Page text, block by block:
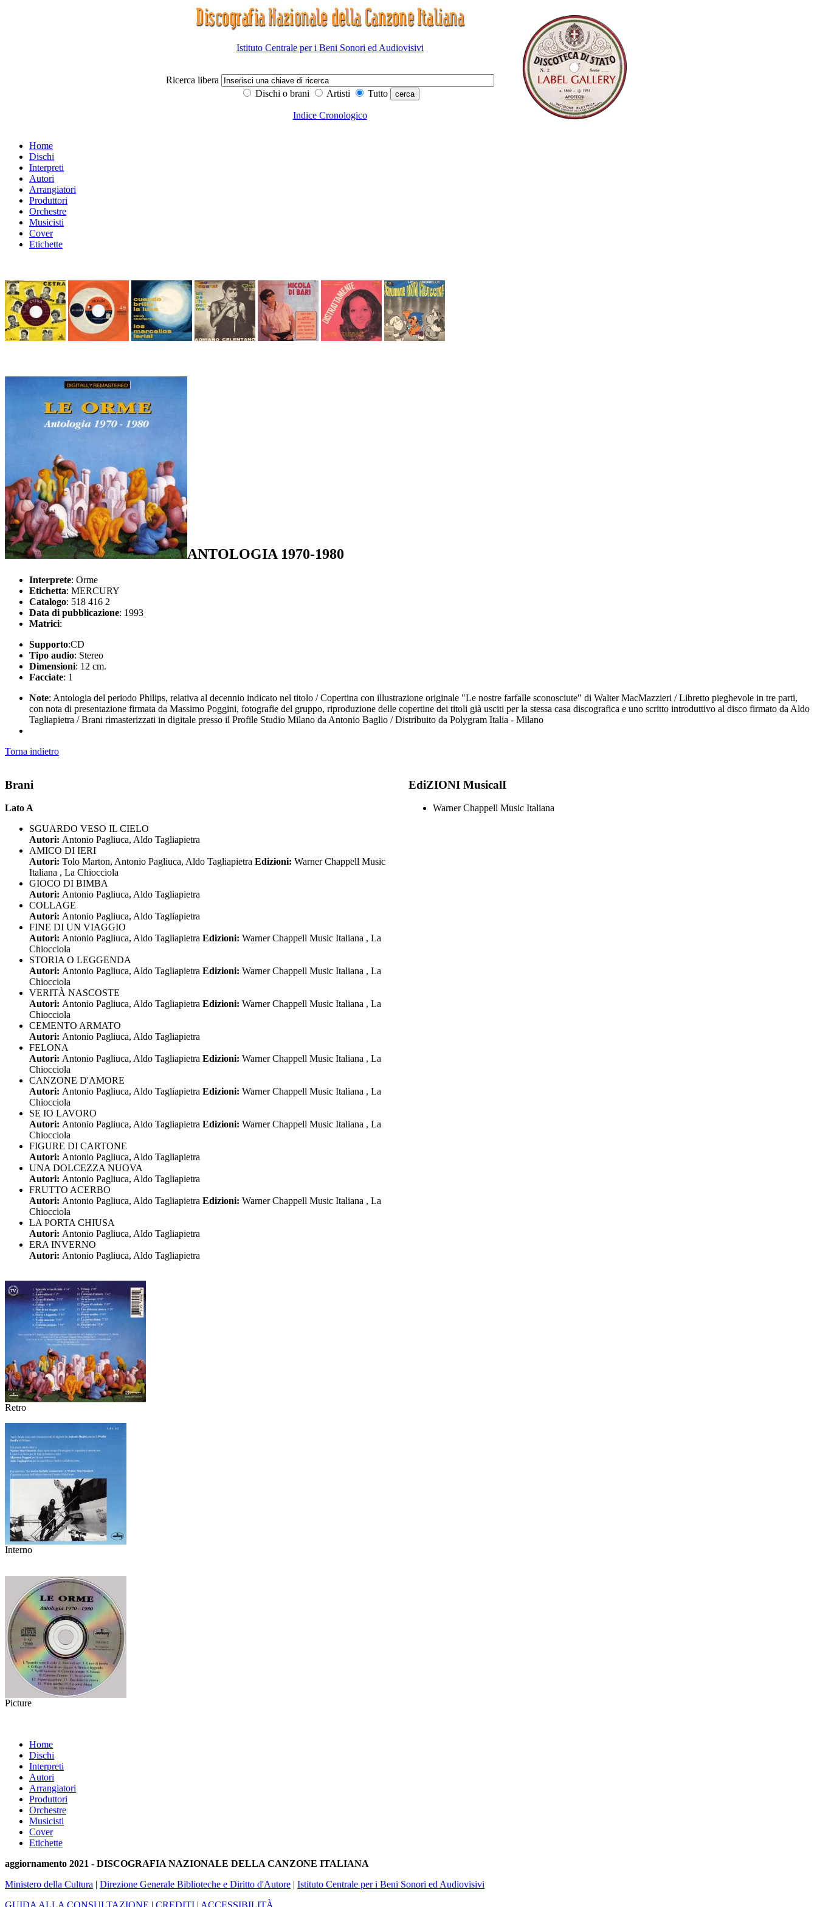
Istituto Centrale per i Beni Sonori ed Audiovisivi
Ricerca libera
Dischi o brani
Artisti Tutto
Indice Cronologico
Home
Dischi
Interpreti
Autori
Arrangiatori
Produttori
Orchestre
Musicisti
Cover
Etichette
ANTOLOGIA 1970-1980
Interprete: Orme
Etichetta: MERCURY
Catalogo: 518 416 2
Data di pubblicazione: 1993
Matrici:
Supporto:CD
Tipo audio: Stereo
Dimensioni: 12 cm.
Facciate: 1
Note: Antologia del periodo Philips, relativa al decennio indicato nel titolo / Copertina con illustrazione originale "Le nostre farfalle sconosciute" di Walter MacMazzieri / Libretto pieghevole in tre parti,
con nota di presentazione firmata da Massimo Poggini, fotografie del gruppo, riproduzione delle copertine dei titoli già usciti per la stessa casa discografica e uno scritto introduttivo al disco firmato da Aldo
Tagliapietra / Brani rimasterizzati in digitale presso il Profile Studio Milano da Antonio Baglio / Distribuito da Polygram Italia - Milano
Torna indietro
Brani
Lato A
SGUARDO VESO IL CIELO
Autori: Antonio Pagliuca, Aldo Tagliapietra
AMICO DI IERI
Autori: Tolo Marton, Antonio Pagliuca, Aldo Tagliapietra Edizioni: Warner Chappell Music
Italiana , La Chiocciola
GIOCO DI BIMBA
Autori: Antonio Pagliuca, Aldo Tagliapietra
COLLAGE
Autori: Antonio Pagliuca, Aldo Tagliapietra
FINE DI UN VIAGGIO
Autori: Antonio Pagliuca, Aldo Tagliapietra Edizioni: Warner Chappell Music Italiana , La
Chiocciola
STORIA O LEGGENDA
Autori: Antonio Pagliuca, Aldo Tagliapietra Edizioni: Warner Chappell Music Italiana , La
Chiocciola
VERITÀ NASCOSTE
Autori: Antonio Pagliuca, Aldo Tagliapietra Edizioni: Warner Chappell Music Italiana , La
Chiocciola
CEMENTO ARMATO
Autori: Antonio Pagliuca, Aldo Tagliapietra
FELONA
Autori: Antonio Pagliuca, Aldo Tagliapietra Edizioni: Warner Chappell Music Italiana , La
Chiocciola
CANZONE D'AMORE
Autori: Antonio Pagliuca, Aldo Tagliapietra Edizioni: Warner Chappell Music Italiana , La
Chiocciola
SE IO LAVORO
Autori: Antonio Pagliuca, Aldo Tagliapietra Edizioni: Warner Chappell Music Italiana , La
Chiocciola
FIGURE DI CARTONE
Autori: Antonio Pagliuca, Aldo Tagliapietra
UNA DOLCEZZA NUOVA
Autori: Antonio Pagliuca, Aldo Tagliapietra
FRUTTO ACERBO
Autori: Antonio Pagliuca, Aldo Tagliapietra Edizioni: Warner Chappell Music Italiana , La
Chiocciola
LA PORTA CHIUSA
Autori: Antonio Pagliuca, Aldo Tagliapietra
ERA INVERNO
Autori: Antonio Pagliuca, Aldo Tagliapietra
EdiZIONI MusicalI
Warner Chappell Music Italiana
Retro
Interno
Picture
Home
Dischi
Interpreti
Autori
Arrangiatori
Produttori
Orchestre
Musicisti
Cover
Etichette
aggiornamento 2021 - DISCOGRAFIA NAZIONALE DELLA CANZONE ITALIANA
Ministero della Cultura | Direzione Generale Biblioteche e Diritto d'Autore | Istituto Centrale per i Beni Sonori ed Audiovisivi
GUIDA ALLA CONSULTAZIONE | CREDITI | ACCESSIBILITÀ